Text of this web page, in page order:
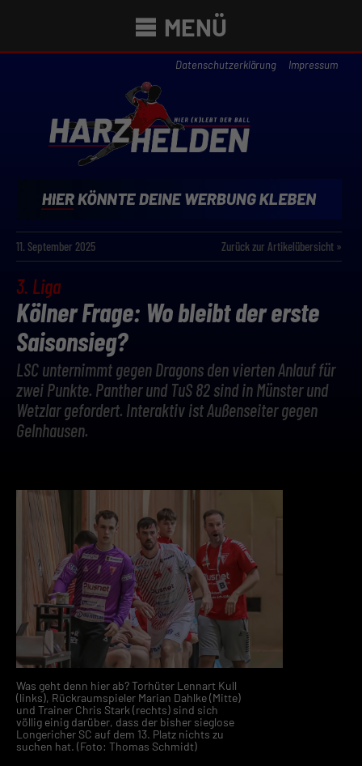
MENÜ
Datenschutzerklärung Impressum
11. September 2025 Zurück zur Artikelübersicht »
3. Liga
Kölner Frage: Wo bleibt der erste
Saisonsieg?
LSC unternimmt gegen Dragons den vierten Anlauf für
zwei Punkte. Panther und TuS 82 sind in Münster und
Wetzlar gefordert. Interaktiv ist Außenseiter gegen
Gelnhausen.
Was geht denn hier ab? Torhüter Lennart Kull
(links), Rückraumspieler Marian Dahlke (Mitte)
und Trainer Chris Stark (rechts) sind sich
völlig einig darüber, dass der bisher sieglose
Longericher SC auf dem 13. Platz nichts zu
suchen hat. (Foto: Thomas Schmidt)